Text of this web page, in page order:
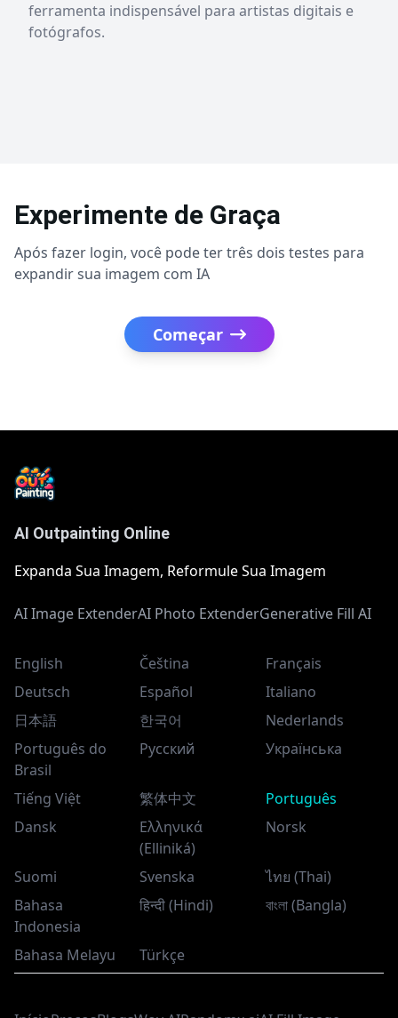
ferramenta indispensável para artistas digitais e
fotógrafos.
Experimente de Graça
Após fazer login, você pode ter três dois testes para
expandir sua imagem com IA
Começar
AI Outpainting Online
Expanda Sua Imagem, Reformule Sua Imagem
AI Image ExtenderAI Photo ExtenderGenerative Fill AI
English Čeština
Français
Deutsch
Español
Italiano
日本語
한국어
Nederlands
Português do
Brasil
Русский Українська
Tiếng Việt 繁体中文
Português
Dansk
Ελληνικά
(Elliniká)
Norsk
Suomi Svenska
ไทย (Thai)
Bahasa
Indonesia
हिन्दी (Hindi) বাংলা (Bangla)
Bahasa Melayu Türkçe